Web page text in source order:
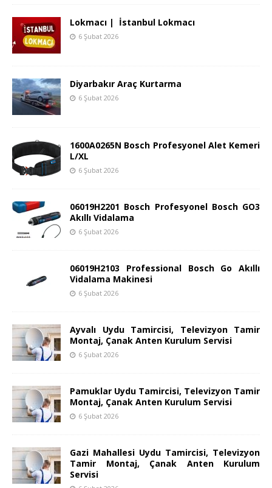
Lokmacı | İstanbul Lokmacı
6 Şubat 2026
Diyarbakır Araç Kurtarma
6 Şubat 2026
1600A0265N Bosch Profesyonel Alet Kemeri
L/XL
6 Şubat 2026
06019H2201 Bosch Profesyonel Bosch GO3
Akıllı Vidalama
6 Şubat 2026
06019H2103 Professional Bosch Go Akıllı
Vidalama Makinesi
6 Şubat 2026
Ayvalı Uydu Tamircisi, Televizyon Tamir
Montaj, Çanak Anten Kurulum Servisi
6 Şubat 2026
Pamuklar Uydu Tamircisi, Televizyon Tamir
Montaj, Çanak Anten Kurulum Servisi
6 Şubat 2026
Gazi Mahallesi Uydu Tamircisi, Televizyon
Tamir Montaj, Çanak Anten Kurulum
Servisi